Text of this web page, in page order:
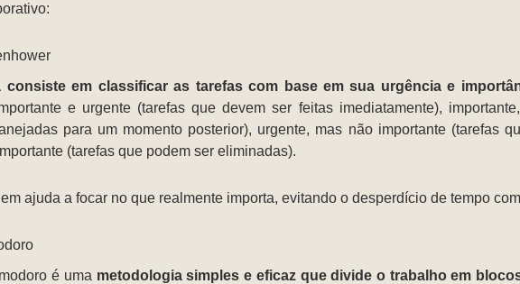
consiste em classificar as tarefas com base em sua urgência e
e urgente (tarefas que devem ser feitas imediatamente),
para um momento posterior), urgente, mas não importante (tarefas
(tarefas que podem ser eliminadas).
ajuda a focar no que realmente importa, evitando o desperdício de tempo
é uma metodologia simples e eficaz que divide o trabalho em